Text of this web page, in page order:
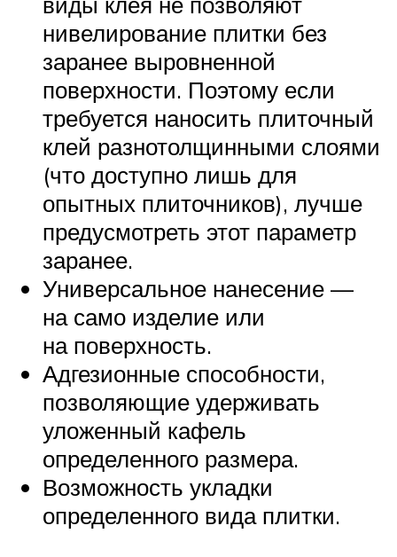
нивелирование плитки без
заранее выровненной
поверхности. Поэтому если
требуется наносить плиточный
клей разнотолщинными слоями
(что доступно лишь для
опытных плиточников), лучше
предусмотреть этот параметр
заранее.
Универсальное нанесение —
на само изделие или
на поверхность.
Адгезионные способности,
позволяющие удерживать
уложенный кафель
определенного размера.
Возможность укладки
определенного вида плитки.